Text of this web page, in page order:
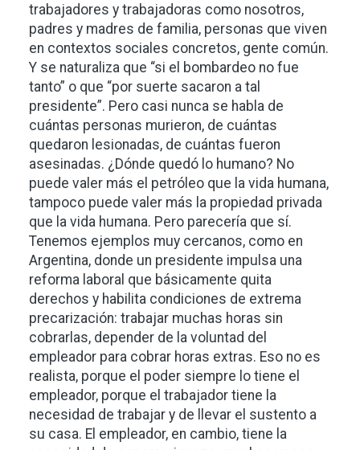
trabajadores y trabajadoras como nosotros,
padres y madres de familia, personas que viven
en contextos sociales concretos, gente común.
Y se naturaliza que “si el bombardeo no fue
tanto” o que “por suerte sacaron a tal
presidente”. Pero casi nunca se habla de
cuántas personas murieron, de cuántas
quedaron lesionadas, de cuántas fueron
asesinadas. ¿Dónde quedó lo humano? No
puede valer más el petróleo que la vida humana,
tampoco puede valer más la propiedad privada
que la vida humana. Pero parecería que sí.
Tenemos ejemplos muy cercanos, como en
Argentina, donde un presidente impulsa una
reforma laboral que básicamente quita
derechos y habilita condiciones de extrema
precarización: trabajar muchas horas sin
cobrarlas, depender de la voluntad del
empleador para cobrar horas extras. Eso no es
realista, porque el poder siempre lo tiene el
empleador, porque el trabajador tiene la
necesidad de trabajar y de llevar el sustento a
su casa. El empleador, en cambio, tiene la